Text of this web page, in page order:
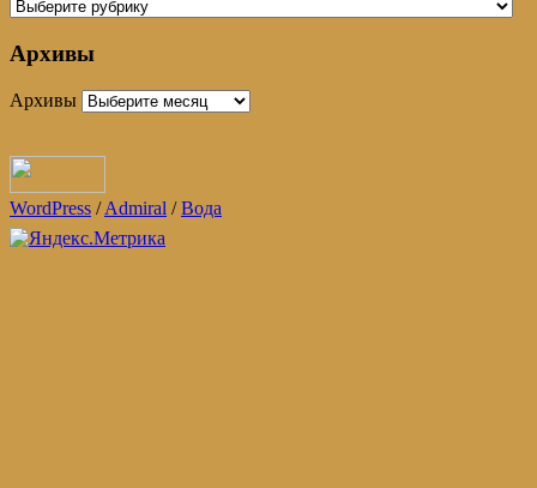
Архивы
Архивы
WordPress /Admiral /Вода